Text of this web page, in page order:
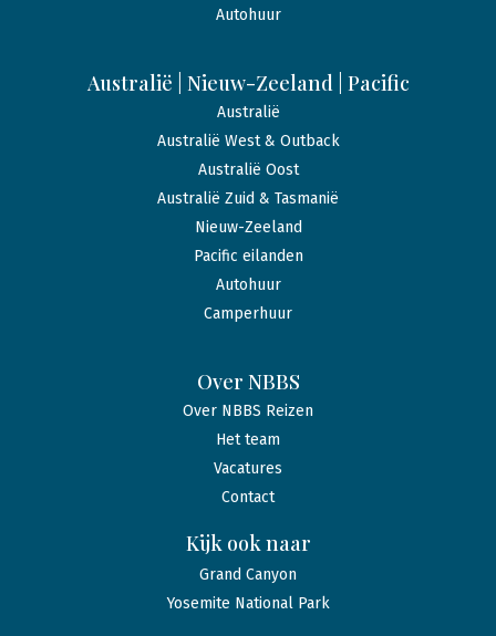
Autohuur
Australië | Nieuw-Zeeland | Pacific
Australië
Australië West & Outback
Australië Oost
Australië Zuid & Tasmanië
Nieuw-Zeeland
Pacific eilanden
Autohuur
Camperhuur
Over NBBS
Over NBBS Reizen
Het team
Vacatures
Contact
Kijk ook naar
Grand Canyon
Yosemite National Park